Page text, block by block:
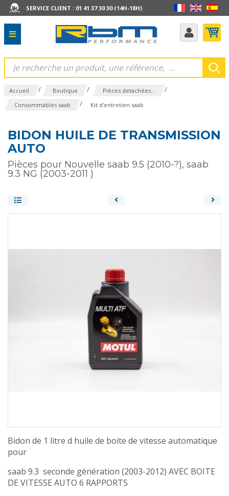
SERVICE CLIENT : 01 41 37 30 30 (14H-18H)
Accueil / Boutique / Pièces detachées... /
Consommables saab / Kit d'entretien saab
BIDON HUILE DE TRANSMISSION
AUTO
Pièces pour Nouvelle saab 9.5 (2010-?), saab
9.3 NG (2003-2011 )
Bidon de 1 litre d huile de boite de vitesse automatique
pour
saab 9.3 seconde génération (2003-2012) AVEC BOITE
DE VITESSE AUTO 6 RAPPORTS